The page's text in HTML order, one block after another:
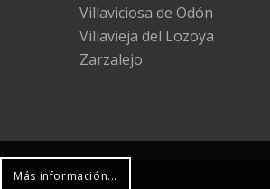
Villaviciosa de Odón
Villavieja del Lozoya
Zarzalejo
Más información...